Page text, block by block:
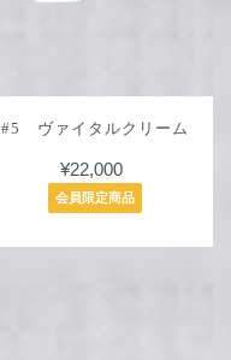
#5 ヴァイタルクリーム
¥22,000
会員限定商品